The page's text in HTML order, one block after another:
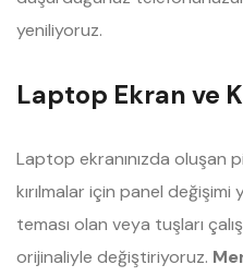
yeniliyoruz.
Laptop Ekran ve
Laptop ekranınızda oluşan
kırılmalar için panel değişimi
teması olan veya tuşları
orijinaliyle değiştiriyoruz.